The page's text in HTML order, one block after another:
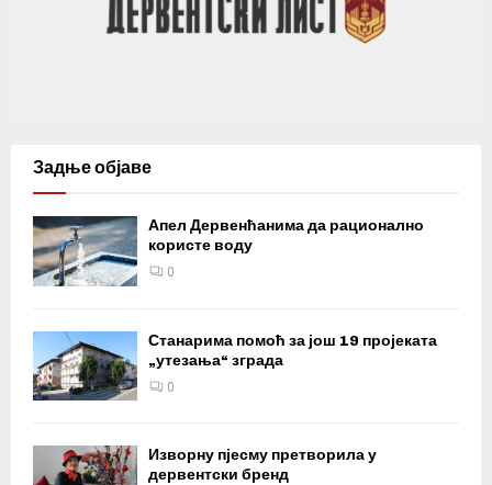
Задње објаве
Апел Дервенћанима да рационално
користе воду
0
Станарима помоћ за још 19 пројеката
„утезања“ зграда
0
Изворну пјесму претворила у
дервентски бренд